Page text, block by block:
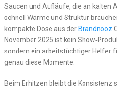
Saucen und Aufläufe, die an kalten
schnell Wärme und Struktur
kompakte Dose aus der Brandnooz
November 2025 ist kein
sondern ein arbeitstüchtiger Helfer
genau diese Momente.
Beim Erhitzen bleibt die Konsistenz